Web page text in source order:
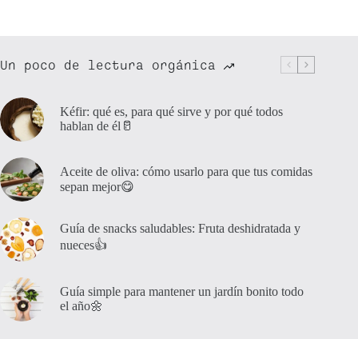
Un poco de lectura orgánica
Kéfir: qué es, para qué sirve y por qué todos
hablan de él🥛
Aceite de oliva: cómo usarlo para que tus comidas
sepan mejor😋
Guía de snacks saludables: Fruta deshidratada y
nueces👍
Guía simple para mantener un jardín bonito todo
el año🌼